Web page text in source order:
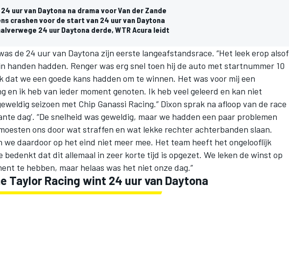
uur van Daytona na drama voor Van der Zande
crashen voor de start van 24 uur van Daytona
24 uur Daytona derde, WTR Acura leidt
de 24 uur van Daytona zijn eerste langeafstandsrace. “Het leek erop alsof
handen hadden. Renger was erg snel toen hij de auto met startnummer 10
dat we een goede kans hadden om te winnen. Het was voor mij een
en ik heb van ieder moment genoten. Ik heb veel geleerd en kan niet
seizoen met Chip Ganassi Racing.” Dixon sprak na afloop van de race
dag’. “De snelheid was geweldig, maar we hadden een paar problemen
ons door wat straffen en wat lekke rechter achterbanden slaan.
we daardoor op het eind niet meer mee. Het team heeft het ongelooflijk
bedenkt dat dit allemaal in zeer korte tijd is opgezet. We leken de winst op
te hebben, maar helaas was het niet onze dag.”
Taylor Racing wint 24 uur van Daytona